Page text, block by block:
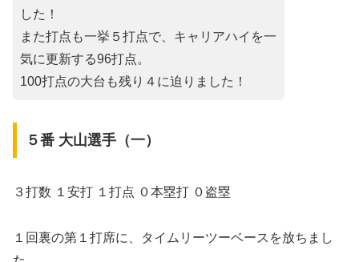
した！
また打点も一挙５打点で、キャリアハイを一
気に更新する96打点。
100打点の大台も残り４に迫りました！
５番 大山選手（一）
３打数 １安打 １打点 ０本塁打 ０盗塁
１回裏の第１打席に、タイムリーツーベースを放ちまし